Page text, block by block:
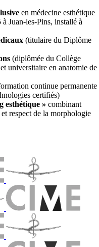
en médecine esthétique
Juan-les-Pins, installé à
(titulaire du Diplôme
(diplômée du Collège
universitaire en anatomie de
continue permanente
certifiés)
esthétique » combinant
respect de la morphologie